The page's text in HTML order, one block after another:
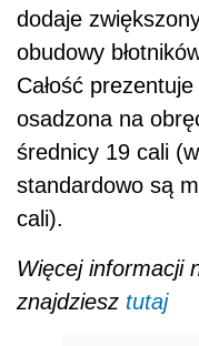
dodaje
obudowy
Całość prezentuje
osadzona na
średnicy 19 cali
standardowo są
cali).
Więcej informacji
znajdziesz tutaj